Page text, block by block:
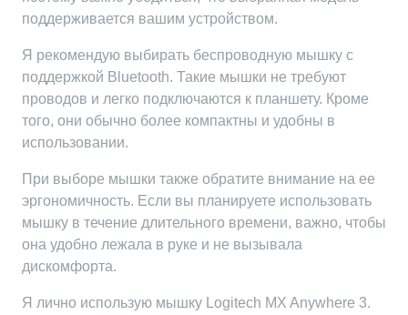
поддерживается вашим устройством.
Я рекомендую выбирать беспроводную мышку с
поддержкой Bluetooth. Такие мышки не требуют
проводов и легко подключаются к планшету. Кроме
того, они обычно более компактны и удобны в
использовании.
При выборе мышки также обратите внимание на ее
эргономичность. Если вы планируете использовать
мышку в течение длительного времени, важно, чтобы
она удобно лежала в руке и не вызывала
дискомфорта.
Я лично использую мышку Logitech MX Anywhere 3.